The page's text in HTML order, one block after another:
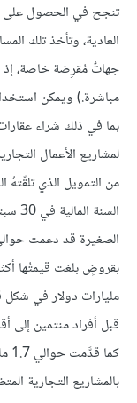
تنجح في الحصول على
العادية، وتأخذ تلك
جهاتٌ مُقرِضة خاصة، إذ
مباشرة.) ويمكن
بما في ذلك شراء
لمشاريع الأعمال
من التمويل الذي تلقّتهُ
مليارات دولار في
بالمشاريع التجارية